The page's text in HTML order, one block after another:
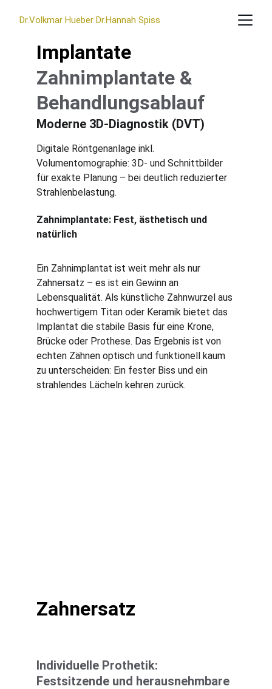
Dr.Volkmar Hueber Dr.Hannah Spiss
Implantate
Zahnimplantate &
Behandlungsablauf
Moderne 3D‑Diagnostik (DVT)
Digitale Röntgenanlage inkl.
Volumentomographie: 3D- und Schnittbilder
für exakte Planung – bei deutlich reduzierter
Strahlenbelastung.
Zahnimplantate: Fest, ästhetisch und
natürlich
Ein Zahnimplantat ist weit mehr als nur
Zahnersatz – es ist ein Gewinn an
Lebensqualität. Als künstliche Zahnwurzel aus
hochwertigem Titan oder Keramik bietet das
Implantat die stabile Basis für eine Krone,
Brücke oder Prothese. Das Ergebnis ist von
echten Zähnen optisch und funktionell kaum
zu unterscheiden: Ein fester Biss und ein
strahlendes Lächeln kehren zurück.
Zahnersatz
Individuelle Prothetik:
Festsitzende und herausnehmbare